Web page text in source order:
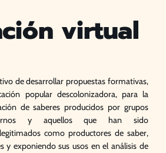
virtual
de desarrollar propuestas formativas,
popular descolonizadora, para la
de saberes producidos por grupos
y aquellos que han sido
como productores de saber,
y exponiendo sus usos en el análisis de